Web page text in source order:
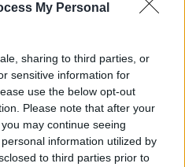
My Personal
sharing to third parties, or
sensitive information for
use the below opt-out
Please note that after your
may continue seeing
information utilized by
to third parties prior to